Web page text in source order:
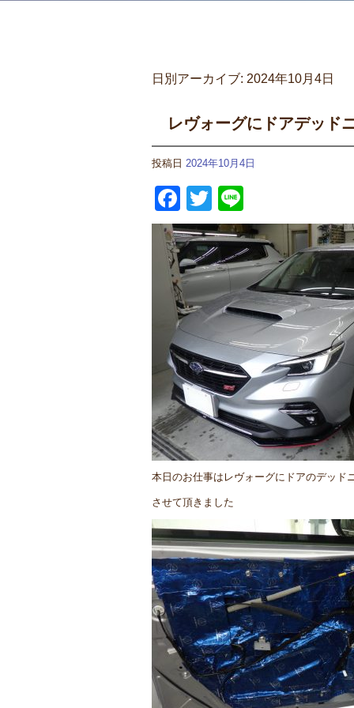
日別アーカイブ: 2024年10月4日
レヴォーグにドアデッド
投稿日 2024年10月4日
Facebook
Twitter
本日のお仕事はレヴォーグにドアのデッド
させて頂きました